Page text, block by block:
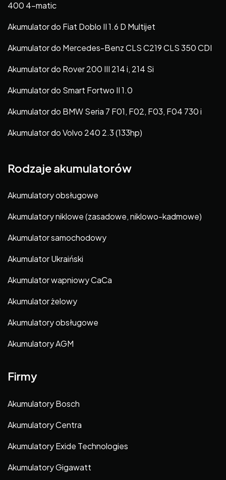
400 4-matic
Akumulator do Fiat Doblo II 1.6 D Multijet
Akumulator do Mercedes-Benz CLS C219 CLS 350 CDI
Akumulator do Rover 200 III 214 i, 214 Si
Akumulator do Smart Fortwo II 1.0
Akumulator do BMW Seria 7 F01, F02, F03, F04 730 i
Akumulator do Volvo 240 2.3 (133hp)
Rodzaje akumulatorów
Akumulatory obsługowe
Akumulatory niklowe (zasadowe, niklowo-kadmowe)
Akumulator samochodowy
Akumulator Ukraiński
Akumulator wapniowy CaCa
Akumulator żelowy
Akumulatory obsługowe
Akumulatory AGM
Firmy
Akumulatory Bosch
Akumulatory Centra
Akumulatory Exide Technologies
Akumulatory Gigawatt